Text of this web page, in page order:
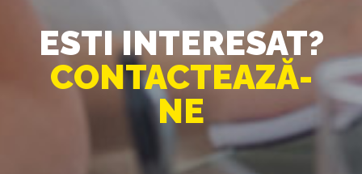
ESTI INTERESAT?
CONTACTEAZĂ-
NE